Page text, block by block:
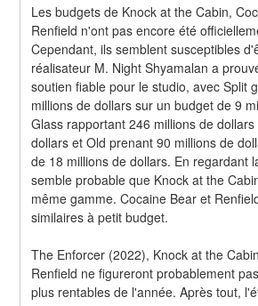
Les budgets de Knock at the Cabin,
Renfield n'ont pas encore été
Cependant, ils semblent susceptibles
réalisateur M. Night Shyamalan a
soutien fiable pour le studio, avec Split
millions de dollars sur un budget de 9
Glass rapportant 246 millions de
dollars et Old prenant 90 millions de
de 18 millions de dollars. En regardant
semble probable que Knock at the
même gamme. Cocaine Bear et
similaires à petit budget.
The Enforcer (2022), Knock at the
Renfield ne figureront probablement
plus rentables de l'année. Après tout,